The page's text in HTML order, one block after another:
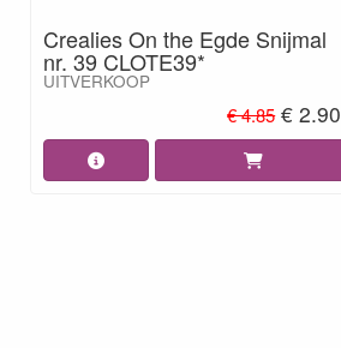
Crealies On the Egde Snijmal
nr. 39 CLOTE39*
UITVERKOOP
€ 4.85 € 2.90